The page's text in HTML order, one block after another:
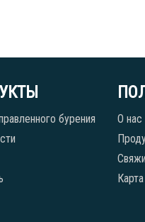
бурения
О нас